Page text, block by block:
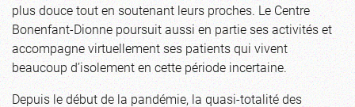
plus douce tout en soutenant leurs proches. Le Centre
Bonenfant-Dionne poursuit aussi en partie ses activités et
accompagne virtuellement ses patients qui vivent
beaucoup d’isolement en cette période incertaine.
Depuis le début de la pandémie, la quasi-totalité des